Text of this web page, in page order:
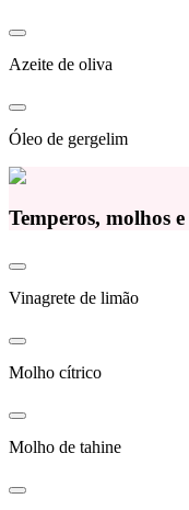
Azeite de oliva
Óleo de gergelim
Temperos, molhos e
Vinagrete de limão
Molho cítrico
Molho de tahine